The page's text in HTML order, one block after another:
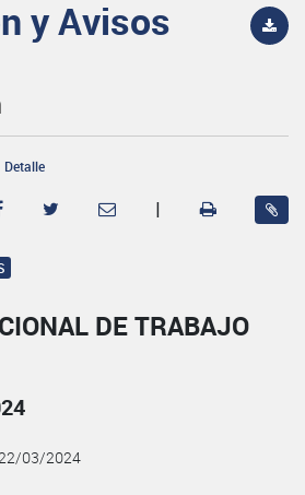
y Avisos
Detalle
|
DE TRABAJO
03/2024